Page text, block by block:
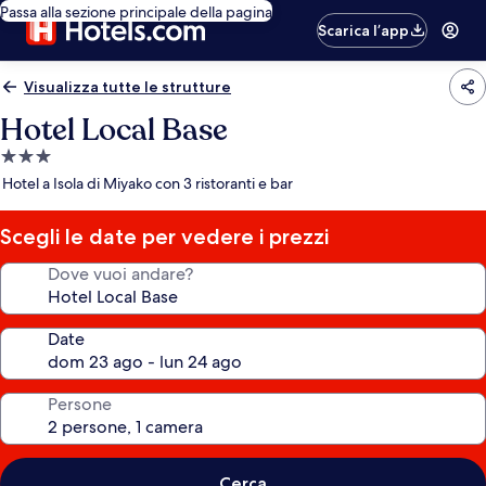
Passa alla sezione principale della pagina
Scarica l’app
Visualizza tutte le strutture
Hotel Local Base
Struttura
a
stelle
Hotel a Isola di Miyako con 3 ristoranti e bar
Scegli le date per vedere i prezzi
Dove vuoi andare?
Date
Persone